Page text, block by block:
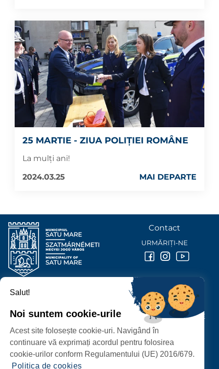
25 MARTIE - ZIUA POLIȚIEI ROMÂNE
La mulți ani!
2024.03.25
MAI DEPARTE
PROTECȚIA DATELOR PERSONALE
PRIMĂRIA MUNICIPIULUI
P-ȚA 25 OCTOMBRIE, NR. 1 CORP M, 440026 SATU MARE
Contact
URMĂRIȚI-NE
Salut!
Noi suntem cookie-urile
Acest site folosește cookie-uri. Navigând în
continuare vă exprimați acordul pentru folosirea
cookie-urilor conform Regulamentului (UE) 2016/679.
Politica de cookies